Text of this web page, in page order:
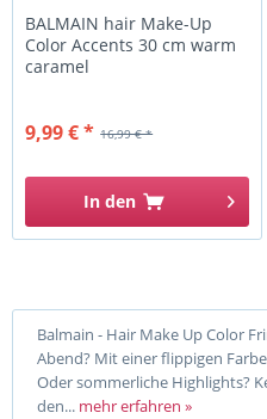
BALMAIN hair Make-Up
Color Accents 30 cm warm
caramel
16,99 € *
9,99 € *
In den
Balmain - Hair Make Up Color
Abend? Mit einer flippigen
Oder sommerliche Highlights?
den... mehr erfahren »